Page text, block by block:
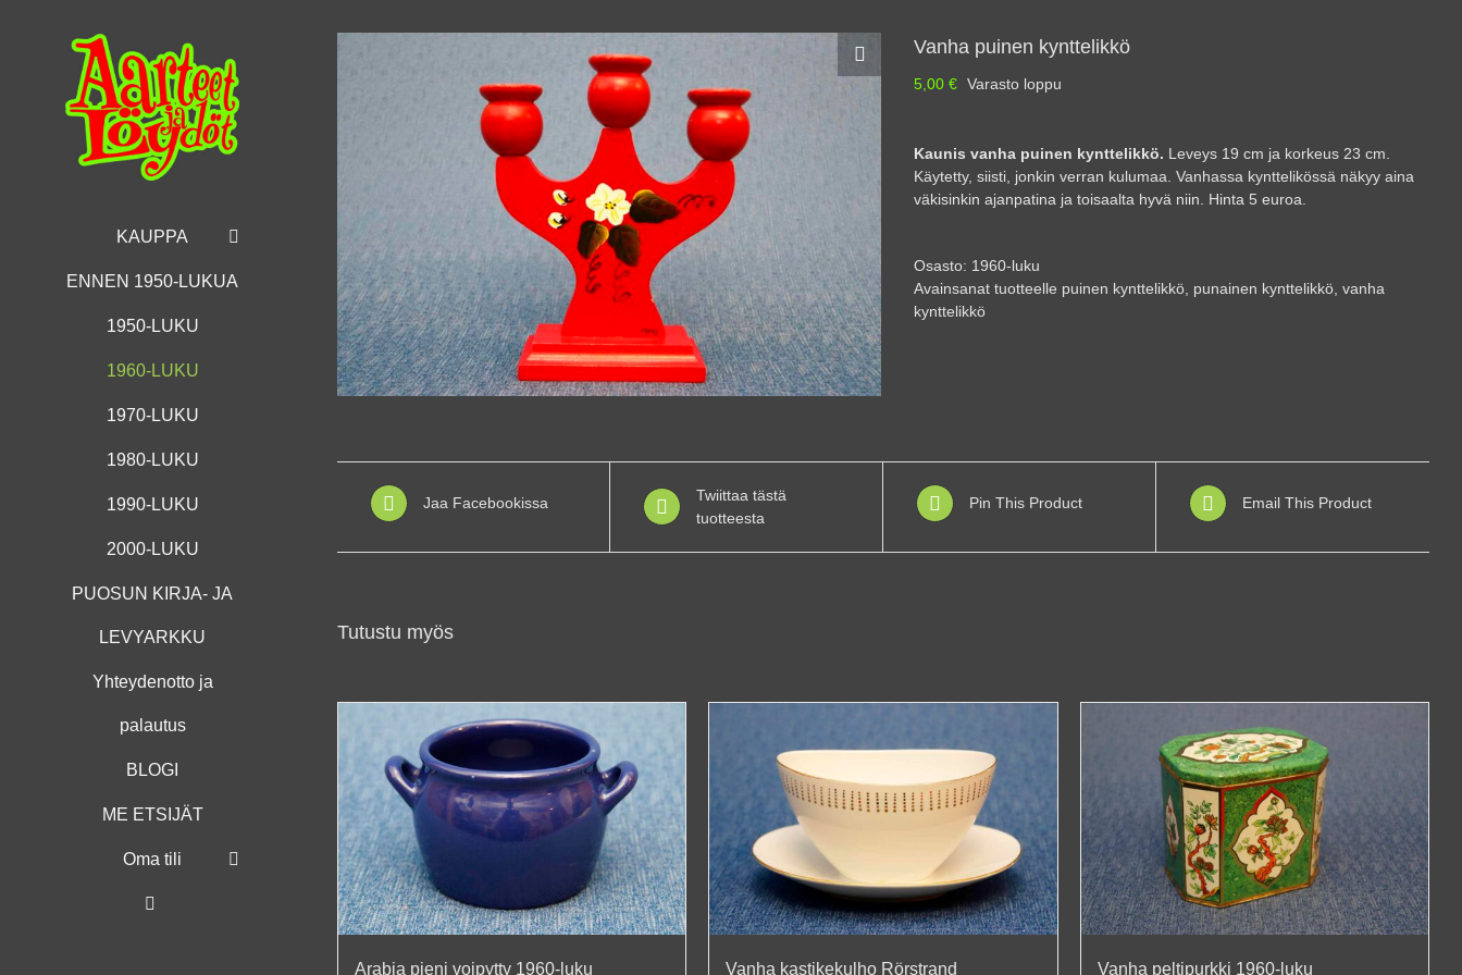
KAUPPA
ENNEN 1950-LUKUA
1950-LUKU
1960-LUKU
1970-LUKU
1980-LUKU
1990-LUKU
2000-LUKU
PUOSUN KIRJA- JA
LEVYARKKU
Yhteydenotto ja
palautus
BLOGI
ME ETSIJÄT
Oma tili
Vanha puinen kynttelikkö
5,00 € Varasto loppu
Kaunis vanha puinen kynttelikkö. Leveys 19 cm ja korkeus 23 cm.
Käytetty, siisti, jonkin verran kulumaa. Vanhassa kynttelikössä näkyy aina
väkisinkin ajanpatina ja toisaalta hyvä niin. Hinta 5 euroa.
Osasto: 1960-luku
Avainsanat tuotteelle puinen kynttelikkö punainen kynttelikkö vanha
kynttelikkö
Jaa Facebookissa
Twiittaa tästä
tuotteesta
Pin This Product Email This Product
Tutustu myös
Arabia pieni voipytty 1960-luku Vanha kastikekulho Rörstrand Vanha peltipurkki 1960-luku